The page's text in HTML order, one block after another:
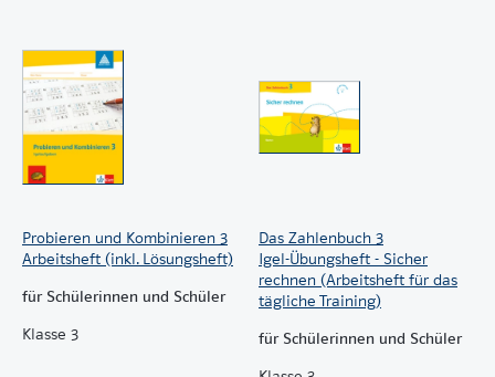
Probieren und Kombinieren 3
Arbeitsheft (inkl. Lösungsheft)
für Schülerinnen und Schüler
Klasse 3
Das Zahlenbuch 3
Igel-Übungsheft - Sicher
rechnen (Arbeitsheft für das
tägliche Training)
für Schülerinnen und Schüler